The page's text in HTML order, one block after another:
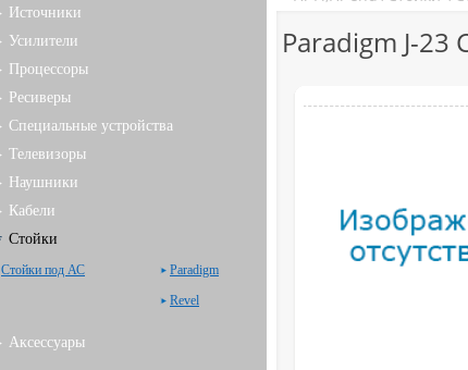
Paradigm J-23
Источники
Усилители
Процессоры
Ресиверы
Специальные устройства
Телевизоры
Наушники
Кабели
Стойки
Стойки под АС
Paradigm
Revel
Аксессуары